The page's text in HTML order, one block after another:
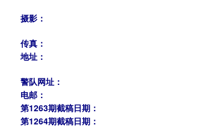
摄影：
传真：
地址：
警队网址：
电邮：
第1263期截稿日期：
第1264期截稿日期：